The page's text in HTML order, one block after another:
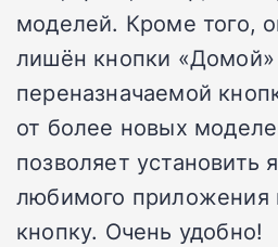
моделей. Кроме того,
лишён кнопки
переназначаемой
от более новых
позволяет установить
любимого приложения
кнопку. Очень удобно!